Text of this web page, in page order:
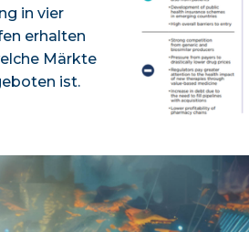
in vier
erhalten
Märkte
ist.